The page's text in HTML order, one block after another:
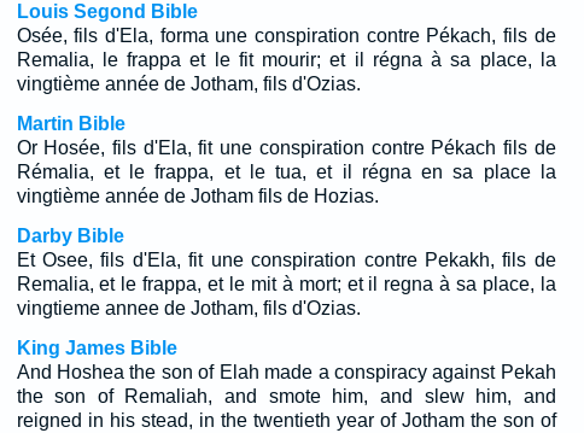
Louis Segond Bible
Osée, fils d'Ela, forma une conspiration contre Pékach, fils de
Remalia, le frappa et le fit mourir; et il régna à sa place, la
vingtième année de Jotham, fils d'Ozias.
Martin Bible
Or Hosée, fils d'Ela, fit une conspiration contre Pékach fils de
Rémalia, et le frappa, et le tua, et il régna en sa place la
vingtième année de Jotham fils de Hozias.
Darby Bible
Et Osee, fils d'Ela, fit une conspiration contre Pekakh, fils de
Remalia, et le frappa, et le mit à mort; et il regna à sa place, la
vingtieme annee de Jotham, fils d'Ozias.
King James Bible
And Hoshea the son of Elah made a conspiracy against Pekah
the son of Remaliah, and smote him, and slew him, and
reigned in his stead, in the twentieth year of Jotham the son of